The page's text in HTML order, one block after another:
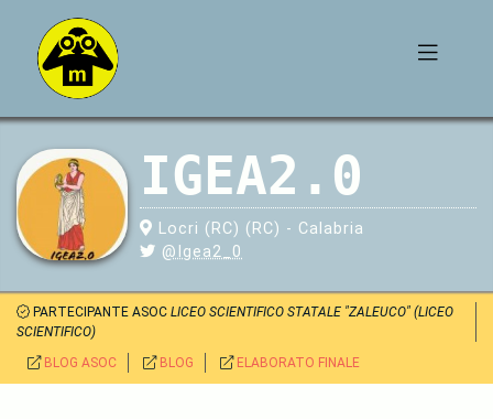
IGEA2.0
Locri (RC) (RC) - Calabria
@Igea2_0
PARTECIPANTE ASOC LICEO SCIENTIFICO STATALE "ZALEUCO" (LICEO
SCIENTIFICO)
BLOG ASOC
BLOG ELABORATO FINALE